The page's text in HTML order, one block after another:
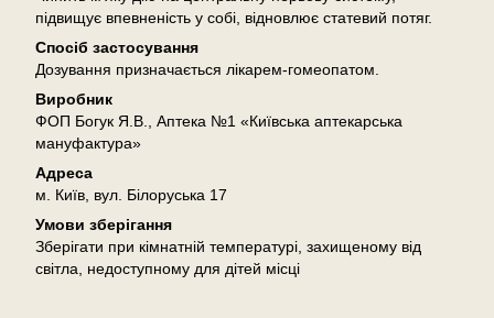
підвищує впевненість у собі, відновлює статевий потяг.
Спосіб застосування
Дозування призначається лікарем-гомеопатом.
Виробник
ФОП Богук Я.В., Аптека №1 «Київська аптекарська
мануфактура»
Адреса
м. Київ, вул. Білоруська 17
Умови зберігання
Зберігати при кімнатній температурі, захищеному від
світла, недоступному для дітей місці